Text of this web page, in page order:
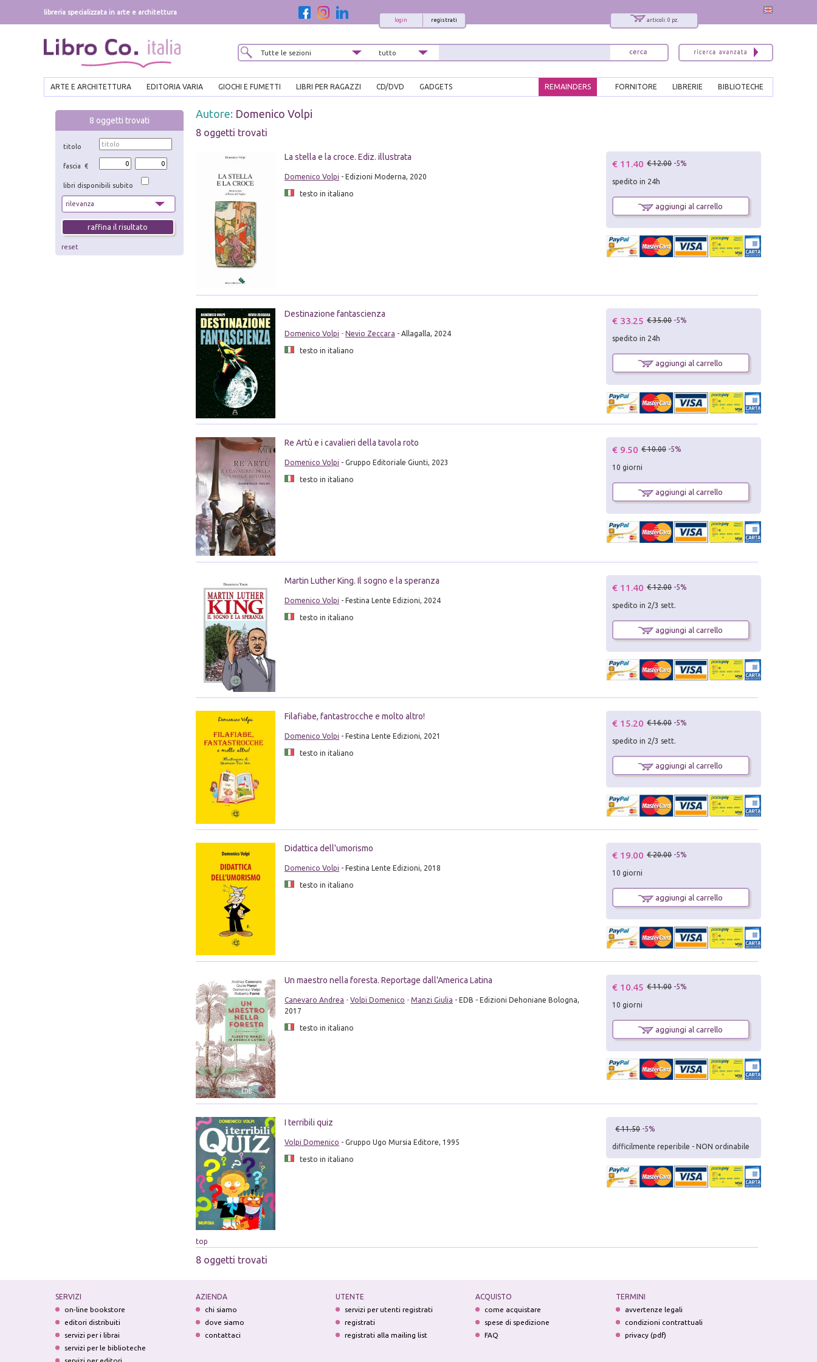
libreria specializzata in arte e architettura
articoli: 0 pz.
registrati
login
ARTE E ARCHITETTURA EDITORIA VARIA GIOCHI E FUMETTI LIBRI PER RAGAZZI CD/DVD GADGETS BIBLIOTECHE
LIBRERIE
FORNITORE
REMAINDERS
8 oggetti trovati
titolo
fascia €
libri disponibili subito
reset
Autore: Domenico Volpi
8 oggetti trovati
La stella e la croce. Ediz. illustrata
Domenico Volpi - Edizioni Moderna, 2020
testo in italiano
€ 11.40 € 12.00 -5%
spedito in 24h
aggiungi al carrello
Destinazione fantascienza
Domenico Volpi - Nevio Zeccara - Allagalla, 2024
testo in italiano
€ 33.25 € 35.00 -5%
spedito in 24h
aggiungi al carrello
Re Artù e i cavalieri della tavola roto
Domenico Volpi - Gruppo Editoriale Giunti, 2023
testo in italiano
€ 9.50 € 10.00 -5%
10 giorni
aggiungi al carrello
Martin Luther King. Il sogno e la speranza
Domenico Volpi - Festina Lente Edizioni, 2024
testo in italiano
€ 11.40 € 12.00 -5%
spedito in 2/3 sett.
aggiungi al carrello
Filafiabe, fantastrocche e molto altro!
Domenico Volpi - Festina Lente Edizioni, 2021
testo in italiano
€ 15.20 € 16.00 -5%
spedito in 2/3 sett.
aggiungi al carrello
Didattica dell'umorismo
Domenico Volpi - Festina Lente Edizioni, 2018
testo in italiano
€ 19.00 € 20.00 -5%
10 giorni
aggiungi al carrello
Un maestro nella foresta. Reportage dall'America Latina
Canevaro Andrea - Volpi Domenico - Manzi Giulia - EDB - Edizioni Dehoniane Bologna,
2017
testo in italiano
€ 10.45 € 11.00 -5%
10 giorni
aggiungi al carrello
I terribili quiz
Volpi Domenico - Gruppo Ugo Mursia Editore, 1995
testo in italiano
€ 11.50 -5%
difficilmente reperibile - NON ordinabile
top
8 oggetti trovati
SERVIZI
on-line bookstore
editori distribuiti
servizi per i librai
servizi per le biblioteche
servizi per editori
AZIENDA
chi siamo
dove siamo
contattaci
UTENTE
servizi per utenti registrati
registrati
registrati alla mailing list
ACQUISTO
come acquistare
spese di spedizione
FAQ
TERMINI
avvertenze legali
condizioni contrattuali
privacy (pdf)